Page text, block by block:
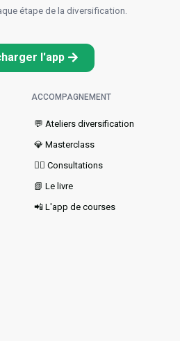
étape de la diversification.
l'app
ACCOMPAGNEMENT
💬 Ateliers diversification
💎 Masterclass
👩‍⚕️ Consultations
📗 Le livre
📲 L'app de courses